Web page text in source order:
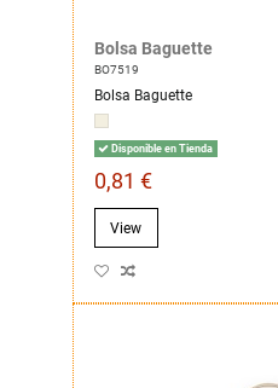
Bolsa Baguette
BO7519
Bolsa Baguette
Disponible en Tienda
0,81 €
View